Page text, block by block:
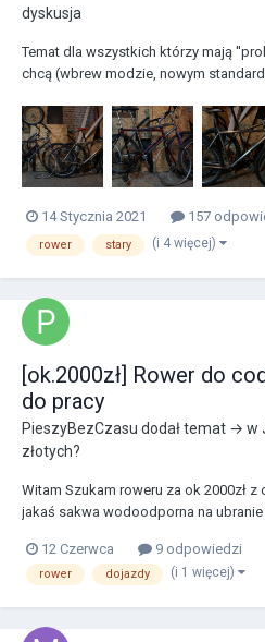
dyskusja
Temat dla wszystkich którzy mają
chcą (wbrew modzie, nowym
dekady. Porozmawiajmy i podzielmy
przebudowę, zdjęciami z realizacji,...
14 Stycznia 2021 157
rower stary (i 4 więcej)
[ok.2000zł] Rower do
do pracy
PieszyBezCzasu dodał temat → w
złotych?
Witam Szukam roweru za ok 2000zł
jakaś sakwa wodoodporna na
takie w stylu holenderskim do jazdy
tym względem. Gnał racz...
12 Czerwca 9 odpowiedzi
rower dojazdy (i 1 więcej)